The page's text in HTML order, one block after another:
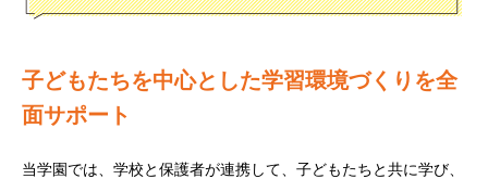
子どもたちを中心とした学習環境づくりを全
面サポート
当学園では、学校と保護者が連携して、子どもたちと共に学び、